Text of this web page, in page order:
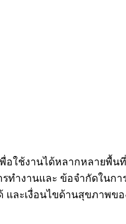
อใช้งานได้หลากหลายพื้นที่
ทำงานและ ข้อจำกัดในกา
และเงื่อนไขด้านสุขภาพข